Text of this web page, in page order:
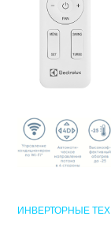
ИНВЕРТОРНЫЕ